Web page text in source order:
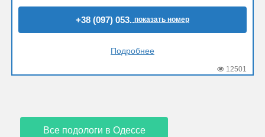
+38 (097) 053..показать номер
Подробнее
12501
Все подологи в Одессе